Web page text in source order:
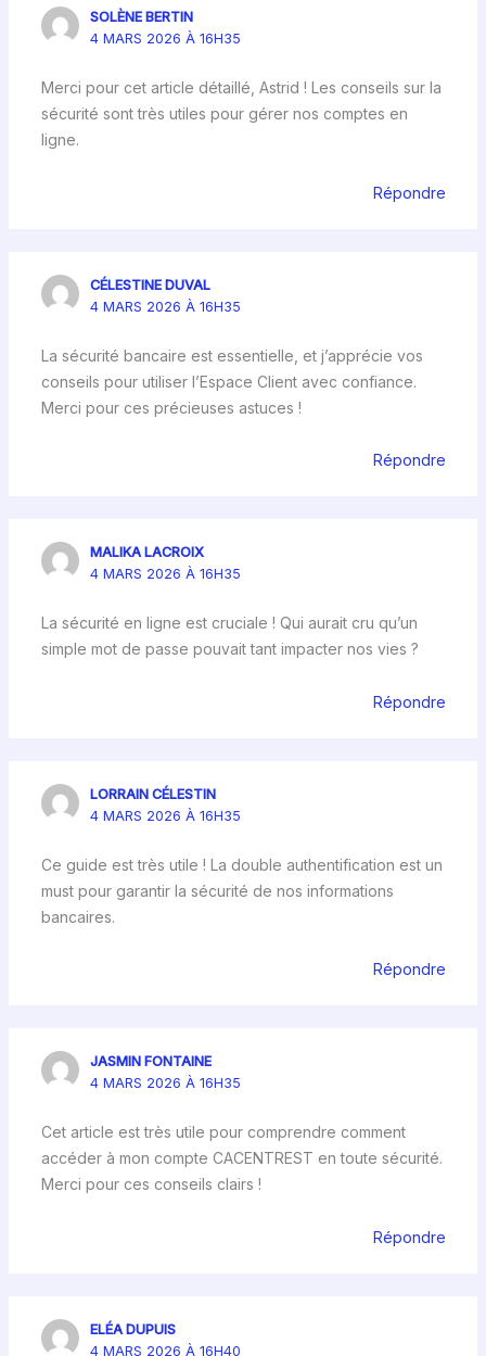
SOLÈNE BERTIN
4 MARS 2026 À 16H35
Merci pour cet article détaillé, Astrid ! Les conseils sur la
sécurité sont très utiles pour gérer nos comptes en
ligne.
Répondre
CÉLESTINE DUVAL
4 MARS 2026 À 16H35
La sécurité bancaire est essentielle, et j’apprécie vos
conseils pour utiliser l’Espace Client avec confiance.
Merci pour ces précieuses astuces !
Répondre
MALIKA LACROIX
4 MARS 2026 À 16H35
La sécurité en ligne est cruciale ! Qui aurait cru qu’un
simple mot de passe pouvait tant impacter nos vies ?
Répondre
LORRAIN CÉLESTIN
4 MARS 2026 À 16H35
Ce guide est très utile ! La double authentification est un
must pour garantir la sécurité de nos informations
bancaires.
Répondre
JASMIN FONTAINE
4 MARS 2026 À 16H35
Cet article est très utile pour comprendre comment
accéder à mon compte CACENTREST en toute sécurité.
Merci pour ces conseils clairs !
Répondre
ELÉA DUPUIS
4 MARS 2026 À 16H40